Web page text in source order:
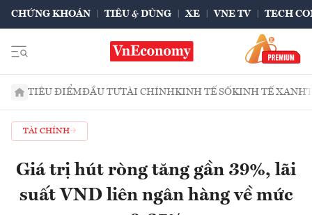
CHỨNG KHOÁN TIÊU & DÙNG XE VNE TV TECH
TIÊU ĐIỂMĐẦU TƯTÀI CHÍNHKINH TẾ SỐKINH TẾ XANH
TÀI CHÍNH
Giá trị hút ròng tăng gần 39%, lãi
suất VND liên ngân hàng về mức